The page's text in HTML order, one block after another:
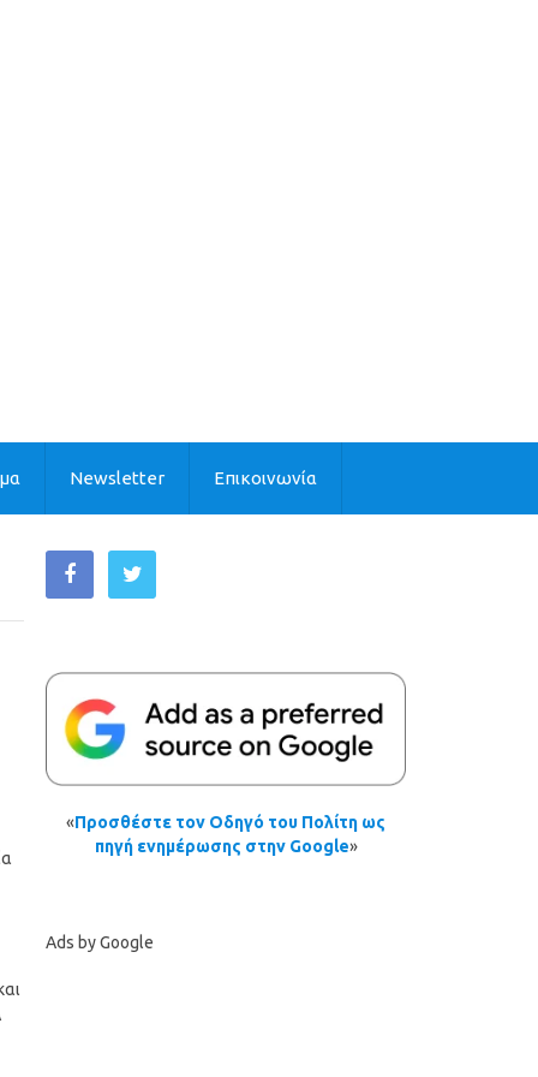
Newsletter Επικοινωνία
«Προσθέστε τον Οδηγό του Πολίτη ως
πηγή ενημέρωσης στην Google»
Ads by Google